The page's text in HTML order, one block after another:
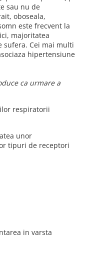
sau nu de
oboseala,
este frecvent la
majoritatea
sufera. Cei mai multi
hipertensiune
ca urmare a
respiratorii
unor
tipuri de receptori
in varsta